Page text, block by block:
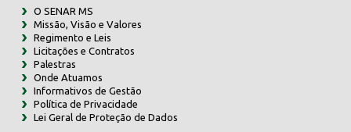
O SENAR MS
Missão, Visão e Valores
Regimento e Leis
Licitações e Contratos
Palestras
Onde Atuamos
Informativos de Gestão
Política de Privacidade
Lei Geral de Proteção de Dados